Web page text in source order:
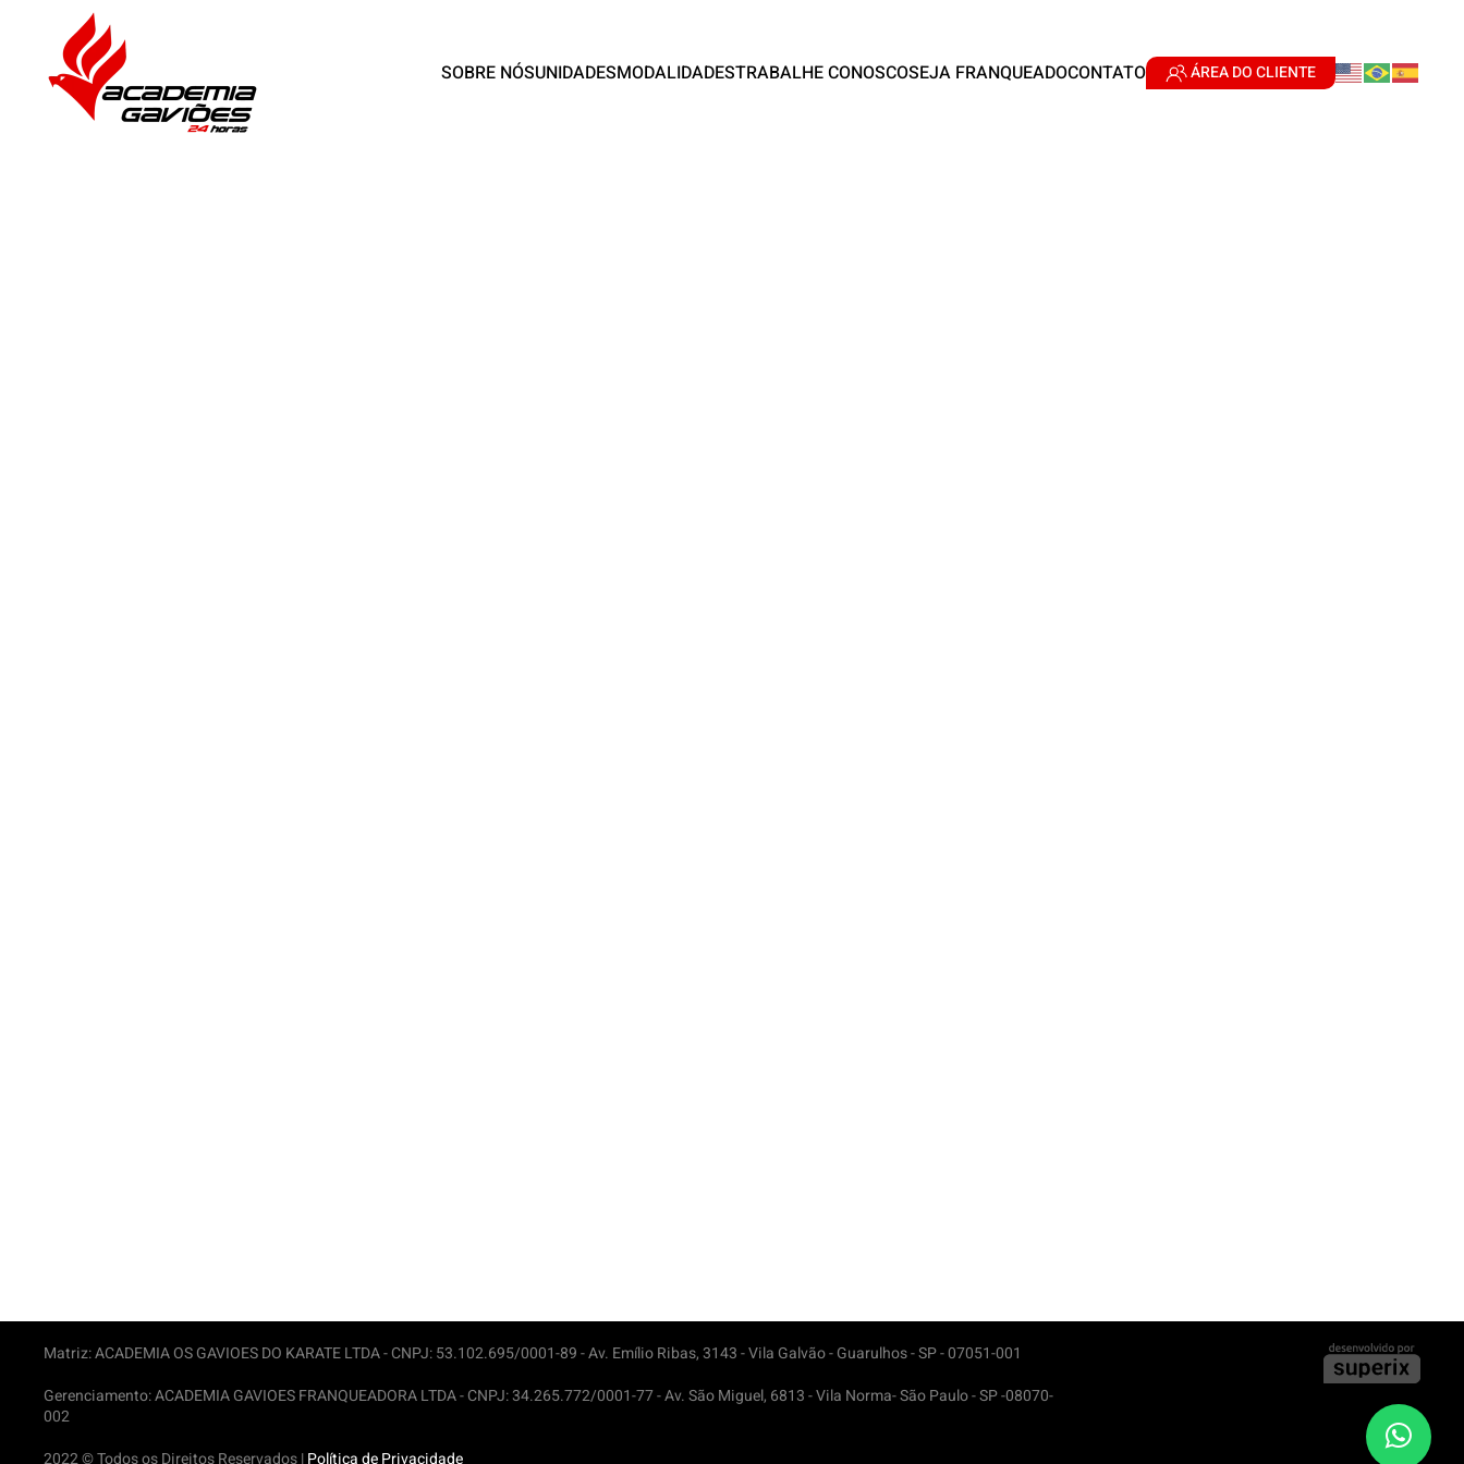
Skip to main content SOBRE NÓSUNIDADESMODALIDADESTRABALHE CONOSCOSEJA FRANQUEADOCONTATO ÁREA DO CLIENTE
Matriz: ACADEMIA OS GAVIOES DO KARATE LTDA -CNPJ: 53.102.695/0001-89 - Av. Emílio Ribas, 3143 - Vila Galvão - Guarulhos - SP - 07051-001
Gerenciamento: ACADEMIA GAVIOES FRANQUEADORA LTDA -CNPJ: 34.265.772/0001-77 - Av. São Miguel, 6813 - Vila Norma- São Paulo - SP -08070-
002
2022 © Todos os Direitos Reservados |Política de Privacidade